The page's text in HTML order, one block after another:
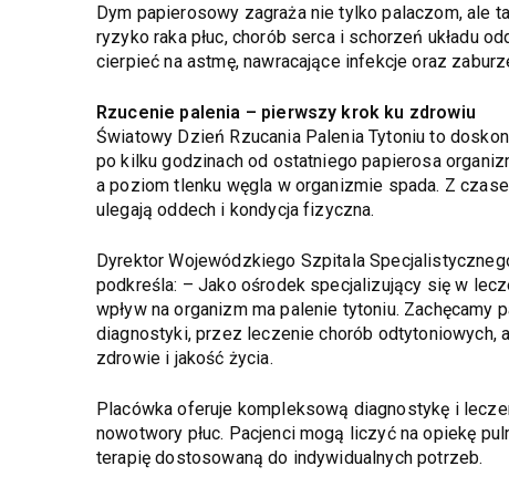
Dym papierosowy zagraża nie tylko palaczom, ale
ryzyko raka płuc, chorób serca i schorzeń układu
cierpieć na astmę, nawracające infekcje oraz
Rzucenie palenia – pierwszy krok ku zdrowiu
Światowy Dzień Rzucania Palenia Tytoniu to
po kilku godzinach od ostatniego papierosa
a poziom tlenku węgla w organizmie spada. Z
ulegają oddech i kondycja fizyczna.
Dyrektor Wojewódzkiego Szpitala
podkreśla: – Jako ośrodek specjalizujący się w
wpływ na organizm ma palenie tytoniu.
diagnostyki, przez leczenie chorób odtytoniowych,
zdrowie i jakość życia.
Placówka oferuje kompleksową diagnostykę i
nowotwory płuc. Pacjenci mogą liczyć na opiekę
terapię dostosowaną do indywidualnych potrzeb.